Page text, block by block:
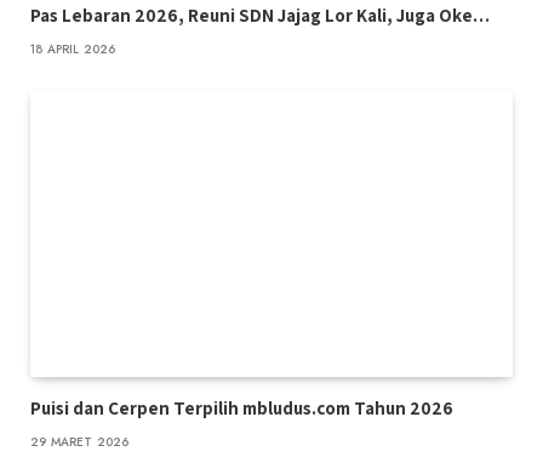
Pas Lebaran 2026, Reuni SDN Jajag Lor Kali, Juga Oke…
18 APRIL 2026
Puisi dan Cerpen Terpilih mbludus.com Tahun 2026
29 MARET 2026